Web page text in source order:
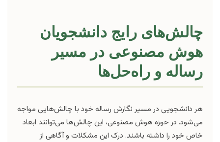
چالش‌های رایج دانشجویان
هوش مصنوعی در مسیر
رساله و راه‌حل‌ها
هر دانشجویی در مسیر نگارش رساله خود با چالش‌هایی مواجه
می‌شود. در حوزه هوش مصنوعی، این چالش‌ها می‌توانند ابعاد
خاص خود را داشته باشند. درک این مشکلات و آگاهی از